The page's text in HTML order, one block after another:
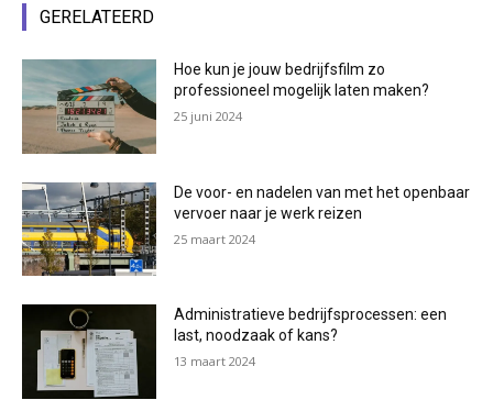
GERELATEERD
Hoe kun je jouw bedrijfsfilm zo
professioneel mogelijk laten maken?
25 juni 2024
De voor- en nadelen van met het openbaar
vervoer naar je werk reizen
25 maart 2024
Administratieve bedrijfsprocessen: een
last, noodzaak of kans?
13 maart 2024